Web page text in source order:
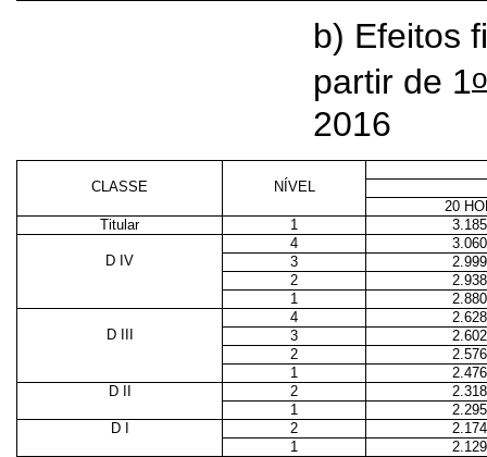
b) Efeitos
partir de 1o
2016
CLASSE
NÍVEL
20
Titular
1
4
D IV
3
2
1
4
D III
3
2
1
D II
2
1
D I
2
1